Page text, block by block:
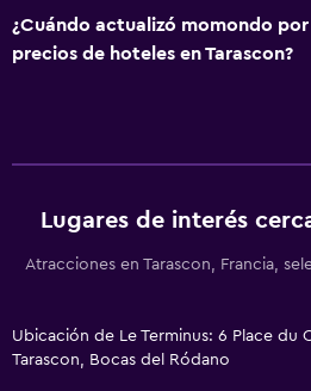
¿Cuándo actualizó momondo
precios de hoteles en Tarascon?
Lugares de interés
Atracciones en Tarascon, Francia,
Ubicación de Le Terminus: 6 Place du
Tarascon, Bocas del Ródano